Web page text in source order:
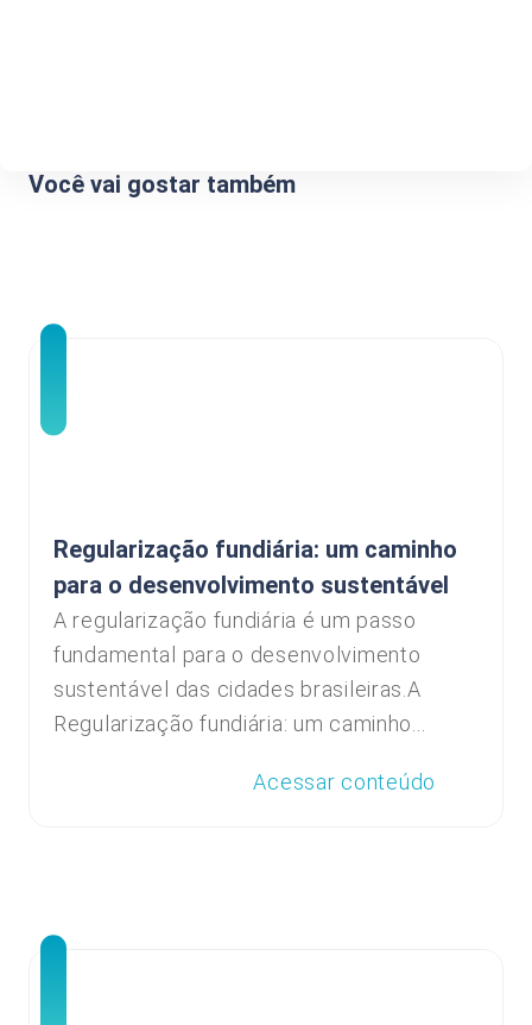
Você vai gostar também
Regularização fundiária: um caminho
para o desenvolvimento sustentável
A regularização fundiária é um passo
fundamental para o desenvolvimento
sustentável das cidades brasileiras.A
Regularização fundiária: um caminho...
Acessar conteúdo